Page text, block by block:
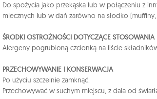
Do spożycia jako przekąska lub w połączeniu z
mlecznych lub w dań zarówno na słodko (muffiny,
ŚRODKI OSTROŻNOŚCI DOTYCZĄCE STOSOWANIA
Alergeny pogrubioną czcionką na liście
PRZECHOWYWANIE I KONSERWACJA
Po użyciu szczelnie zamknąć.
Przechowywać w suchym miejscu, z dala od